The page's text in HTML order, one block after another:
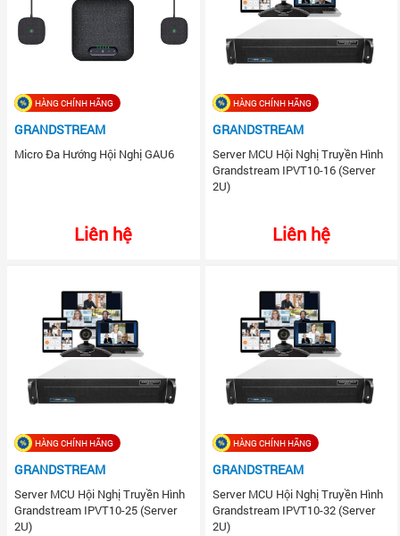
HÀNG CHÍNH HÃNG
GRANDSTREAM
Micro Đa Hướng Hội Nghị GAU6
Liên hệ
HÀNG CHÍNH HÃNG
GRANDSTREAM
Server MCU Hội Nghị Truyền Hình
Grandstream IPVT10-16 (Server
2U)
Liên hệ
HÀNG CHÍNH HÃNG
GRANDSTREAM
Server MCU Hội Nghị Truyền Hình
Grandstream IPVT10-25 (Server
2U)
HÀNG CHÍNH HÃNG
GRANDSTREAM
Server MCU Hội Nghị Truyền Hình
Grandstream IPVT10-32 (Server
2U)